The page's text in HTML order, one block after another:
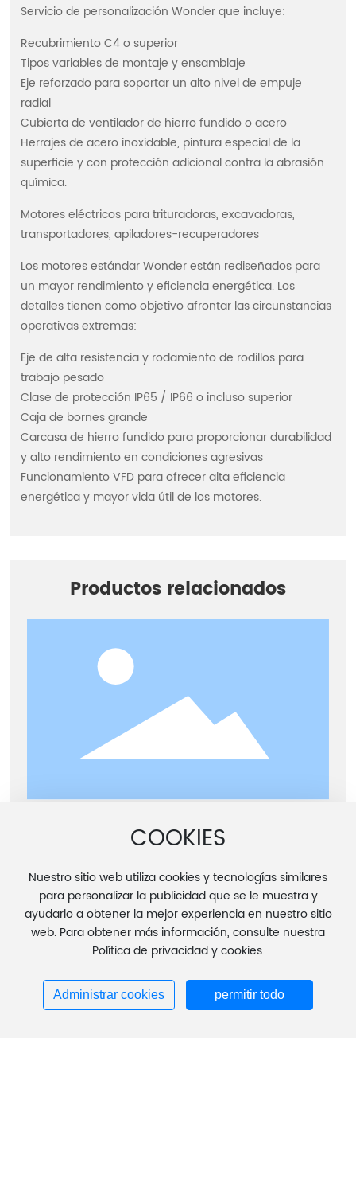
Servicio de personalización Wonder que incluye:
Recubrimiento C4 o superior
Tipos variables de montaje y ensamblaje
Eje reforzado para soportar un alto nivel de empuje
radial
Cubierta de ventilador de hierro fundido o acero
Herrajes de acero inoxidable, pintura especial de la
superficie y con protección adicional contra la abrasión
química.
Motores eléctricos para trituradoras, excavadoras,
transportadores, apiladores-recuperadores
Los motores estándar Wonder están rediseñados para
un mayor rendimiento y eficiencia energética. Los
detalles tienen como objetivo afrontar las circunstancias
operativas extremas:
Eje de alta resistencia y rodamiento de rodillos para
trabajo pesado
Clase de protección IP65 / IP66 o incluso superior
Caja de bornes grande
Carcasa de hierro fundido para proporcionar durabilidad
y alto rendimiento en condiciones agresivas
Funcionamiento VFD para ofrecer alta eficiencia
energética y mayor vida útil de los motores.
Productos relacionados
COOKIES
Nuestro sitio web utiliza cookies y tecnologías similares
para personalizar la publicidad que se le muestra y
ayudarlo a obtener la mejor experiencia en nuestro sitio
web. Para obtener más información, consulte nuestra
Política de privacidad y cookies.
Administrar cookies permitir todo